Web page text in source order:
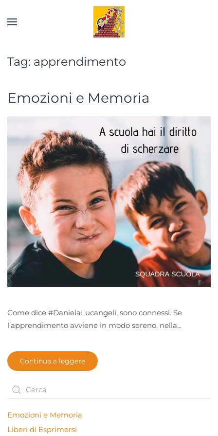
Tag: apprendimento
Emozioni e Memoria
Come dice #DanielaLucangeli, sono connessi. Se
l’apprendimento avviene in modo sereno, nella...
Continua a leggere
Emozioni e Memoria
Liberi di Esprimersi